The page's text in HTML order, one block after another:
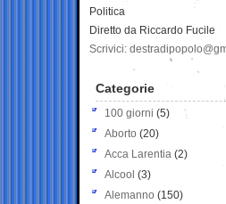
Politica
Diretto da Riccardo Fucile
Scrivici:
Categorie
100 giorni (5)
Aborto (20)
Acca Larentia (2)
Alcool (3)
Alemanno (150)